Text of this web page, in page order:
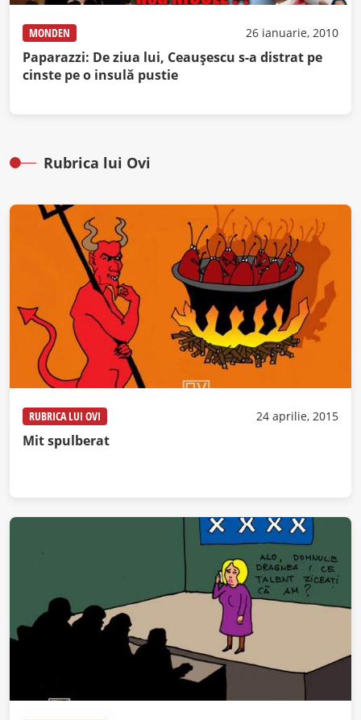
MONDEN 26 ianuarie, 2010
Paparazzi: De ziua lui, Ceauşescu s-a distrat pe
cinste pe o insulă pustie
Rubrica lui Ovi
RUBRICA LUI OVI 24 aprilie, 2015
Mit spulberat